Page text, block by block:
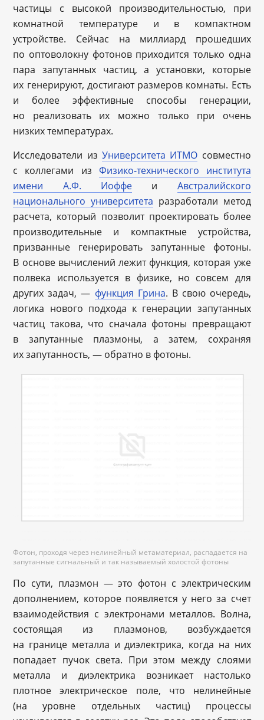
частицы с высокой производительностью, при
комнатной температуре и в компактном
устройстве. Сейчас на миллиард прошедших
по оптоволокну фотонов приходится только одна
пара запутанных частиц, а установки, которые
их генерируют, достигают размеров комнаты. Есть
и более эффективные способы генерации,
но реализовать их можно только при очень
низких температурах.
Исследователи из Университета ИТМО совместно
с коллегами из Физико-технического института
имени А.Ф. Иоффе и Австралийского
национального университета разработали метод
расчета, который позволит проектировать более
производительные и компактные устройства,
призванные генерировать запутанные фотоны.
В основе вычислений лежит функция, которая уже
полвека используется в физике, но совсем для
других задач, — функция Грина. В свою очередь,
логика нового подхода к генерации запутанных
частиц такова, что сначала фотоны превращают
в запутанные плазмоны, а затем, сохраняя
их запутанность, — обратно в фотоны.
Фотон, проходя через нелинейный метаматериал, распадается на
запутанные сигнальный и так называемый холостой фотоны
По сути, плазмон — это фотон с электрическим
дополнением, которое появляется у него за счет
взаимодействия с электронами металлов. Волна,
состоящая из плазмонов, возбуждается
на границе металла и диэлектрика, когда на них
попадает пучок света. При этом между слоями
металла и диэлектрика возникает настолько
плотное электрическое поле, что нелинейные
(на уровне отдельных частиц) процессы